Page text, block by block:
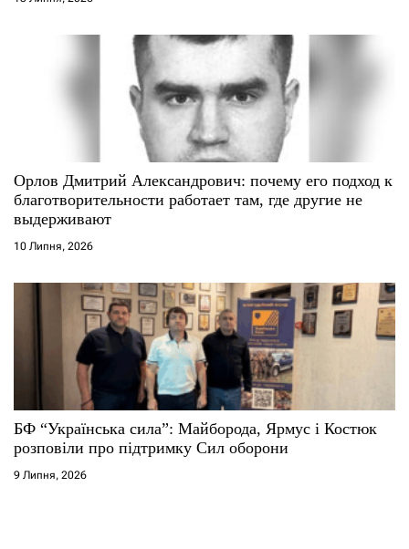
Орлов Дмитрий Александрович: почему его подход к
благотворительности работает там, где другие не
выдерживают
10 Липня, 2026
БФ “Українська сила”: Майборода, Ярмус і Костюк
розповіли про підтримку Сил оборони
9 Липня, 2026